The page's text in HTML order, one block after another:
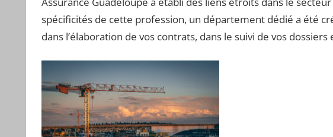
spécificités de cette profession, un département dédié a été
dans l’élaboration de vos contrats, dans le suivi de vos